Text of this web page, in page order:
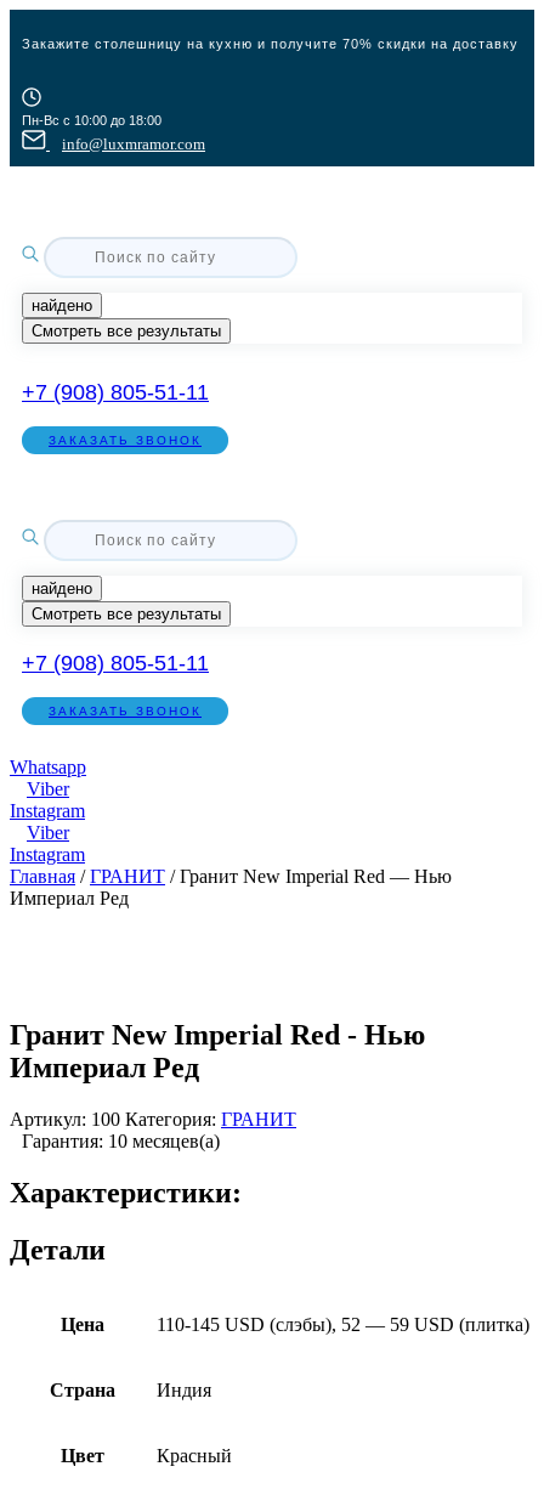
Закажите столешницу на кухню и получите 70% скидки на доставку
Пн-Вс с 10:00 до 18:00
info@luxmramor.com
найдено
Смотреть все результаты
+7 (908) 805-51-11
ЗАКАЗАТЬ ЗВОНОК
найдено
Смотреть все результаты
+7 (908) 805-51-11
ЗАКАЗАТЬ ЗВОНОК
Whatsapp
Viber
Instagram
Viber
Instagram
Главная /ГРАНИТ / Гранит New Imperial Red — Нью
Империал Ред
Гранит New Imperial Red - Нью
Империал Ред
Артикул: 100 Категория: ГРАНИТ
Гарантия: 10 месяцев(а)
Характеристики:
Детали
Цена 110-145 USD (cлэбы), 52 — 59 USD (плитка)
Страна Индия
Цвет Красный